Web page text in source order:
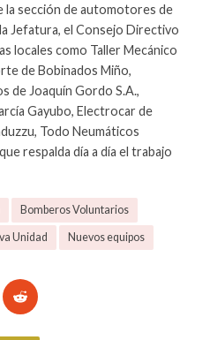
sección de automotores de
Jefatura, el Consejo Directivo
locales como Taller Mecánico
de Bobinados Miño,
de Joaquín Gordo S.A.,
Gayubo, Electrocar de
Todo Neumáticos
respalda día a día el trabajo
Bomberos Voluntarios
Unidad Nuevos equipos